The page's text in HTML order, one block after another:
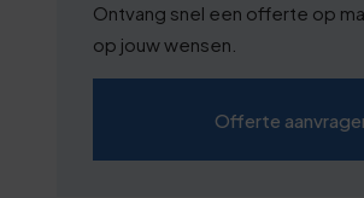
Ontvang snel een offerte op
op jouw wensen.
Offerte